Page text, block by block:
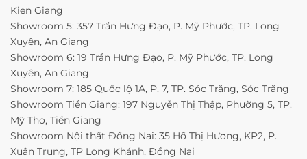
Kien Giang
Showroom 5: 357 Trần Hưng Đạo, P. Mỹ Phước, TP. Long
Xuyên, An Giang
Showroom 6: 19 Trần Hưng Đạo, P. Mỹ Phước, TP. Long
Xuyên, An Giang
Showroom 7: 185 Quốc lộ 1A, P. 7, TP. Sóc Trăng, Sóc Trăng
Showroom Tiền Giang: 197 Nguyễn Thị Thập, Phường 5, TP.
Mỹ Tho, Tiền Giang
Showroom Nội thất Đồng Nai: 35 Hồ Thị Hương, KP2, P.
Xuân Trung, TP Long Khánh, Đồng Nai